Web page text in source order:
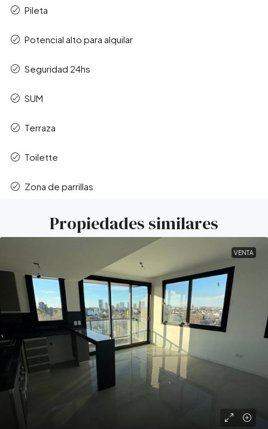
Pileta
Potencial alto para alquilar
Seguridad 24hs
SUM
Terraza
Toilette
Zona de parrillas
Propiedades similares
VENTA